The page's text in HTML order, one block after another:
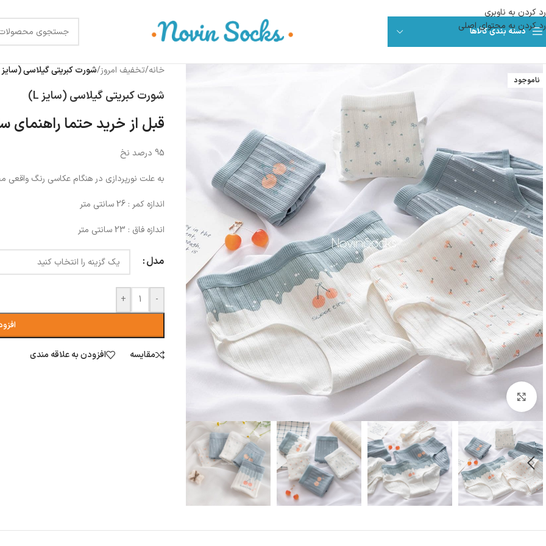
رد کردن به ناوبری
رد کردن به محتوای اصلی
دسته بندی کالاها
ناموجود
خانه/تخفیف امروز/شورت کبریتی گیلاسی (سایز L)
شورت کبریتی گیلاسی (سایز L)
قبل از خرید حتما راهنمای
95 درصد نخ
به علت نورپردازی در هنگام عکاسی رنگ
اندازه کمر : 26 سانتی متر
اندازه فاق : 23 سانتی متر
مدل
-
+
مقایسه افزودن به علاقه مندی